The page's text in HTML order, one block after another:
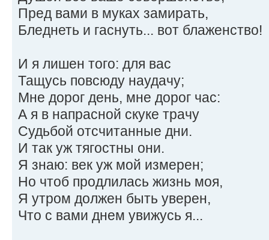
Пред вами в муках замирать,
Бледнеть и гаснуть... вот блаженство!
И я лишен того: для вас
Тащусь повсюду наудачу;
Мне дорог день, мне дорог час:
А я в напрасной скуке трачу
Судьбой отсчитанные дни.
И так уж тягостны они.
Я знаю: век уж мой измерен;
Но чтоб продлилась жизнь моя,
Я утром должен быть уверен,
Что с вами днем увижусь я...